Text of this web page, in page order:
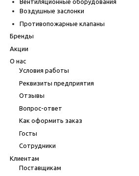
Вентиляционные оборудования
Воздушные заслонки
Противопожарные клапаны
Бренды
Акции
О нас
Условия работы
Реквизиты предприятия
Отзывы
Вопрос-ответ
Как оформить заказ
Госты
Сотрудники
Клиентам
Поставщикам